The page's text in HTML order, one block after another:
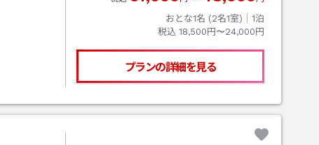
おとな1名 (2名1室)｜ 1泊
税込 18,500円〜24,000円
プランの詳細を見る